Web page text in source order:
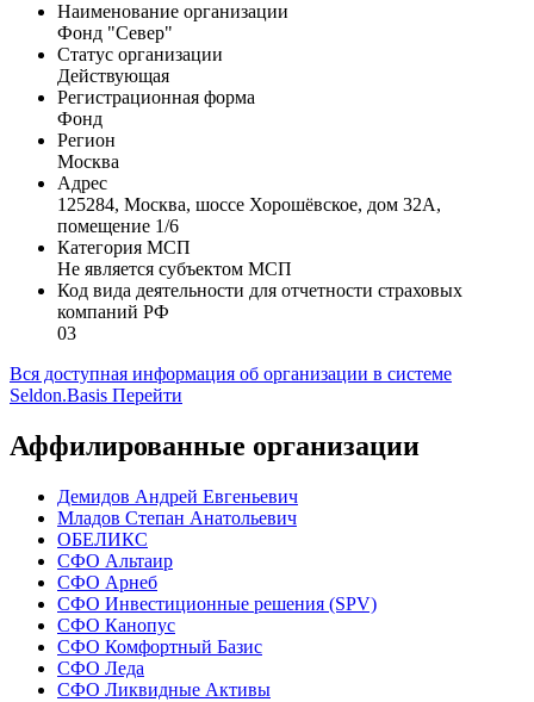
Наименование организации
Фонд "Север"
Статус организации
Действующая
Регистрационная форма
Фонд
Регион
Москва
Адрес
125284, Москва, шоссе Хорошёвское, дом 32А,
помещение 1/6
Категория МСП
Не является субъектом МСП
Код вида деятельности для отчетности страховых
компаний РФ
03
Вся доступная информация об организации в системе
Seldon.Basis Перейти
Аффилированные организации
Демидов Андрей Евгеньевич
Младов Степан Анатольевич
ОБЕЛИКС
СФО Альтаир
СФО Арнеб
СФО Инвестиционные решения (SPV)
СФО Канопус
СФО Комфортный Базис
СФО Леда
СФО Ликвидные Активы